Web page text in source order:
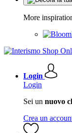
More
Login
Login
Sei un nuovo
Crea un